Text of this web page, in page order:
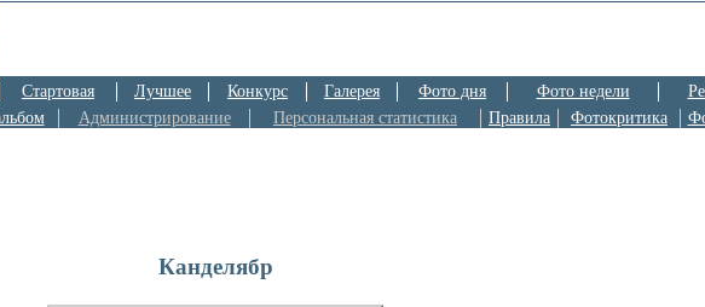
Стартовая Лучшее Конкурс Галерея Фото дня Фото недели
Администрирование Персональная статистика Правила Фотокритика
Канделябр